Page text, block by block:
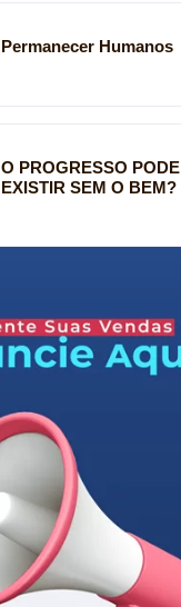
Permanecer Humanos
O PROGRESSO PODE
EXISTIR SEM O BEM?